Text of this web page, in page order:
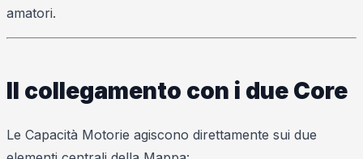
amatori.
Il collegamento con i due Core
Le Capacità Motorie agiscono direttamente sui due